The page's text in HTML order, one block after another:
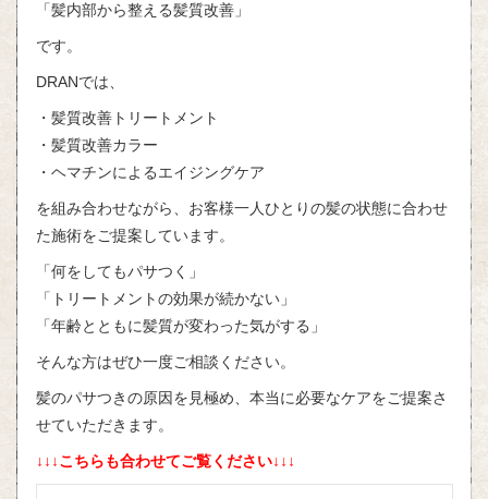
「髪内部から整える髪質改善」
です。
DRANでは、
・髪質改善トリートメント
・髪質改善カラー
・ヘマチンによるエイジングケア
を組み合わせながら、お客様一人ひとりの髪の状態に合わせ
た施術をご提案しています。
「何をしてもパサつく」
「トリートメントの効果が続かない」
「年齢とともに髪質が変わった気がする」
そんな方はぜひ一度ご相談ください。
髪のパサつきの原因を見極め、本当に必要なケアをご提案さ
せていただきます。
↓↓↓こちらも合わせてご覧ください↓↓↓